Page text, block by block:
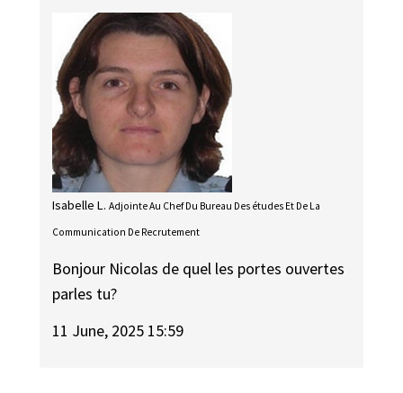
Isabelle L. Adjointe Au Chef Du Bureau Des études Et De La
Communication De Recrutement
Bonjour Nicolas de quel les portes ouvertes
parles tu?
11 June, 2025 15:59